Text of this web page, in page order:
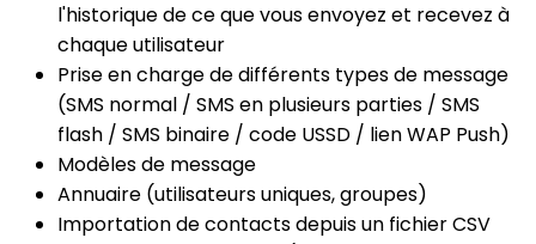
l'historique de ce que vous envoyez et recevez à
chaque utilisateur
Prise en charge de différents types de message
(SMS normal / SMS en plusieurs parties / SMS
flash / SMS binaire / code USSD / lien WAP Push)
Modèles de message
Annuaire (utilisateurs uniques, groupes)
Importation de contacts depuis un fichier CSV